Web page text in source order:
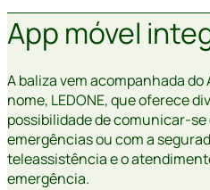
App móvel
A baliza vem acompanhada do
nome, LEDONE, que oferece
possibilidade de comunicar-
emergências ou com a
teleassistência e o
emergência.